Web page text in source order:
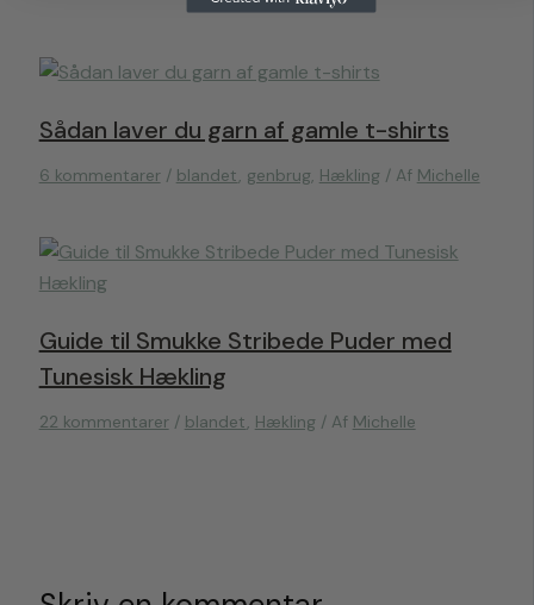
Sådan laver du garn af gamle t-shirts
6 kommentarer / blandet, genbrug, Hækling / Af Michelle
Guide til Smukke Stribede Puder med
Tunesisk Hækling
22 kommentarer / blandet, Hækling/ Af Michelle